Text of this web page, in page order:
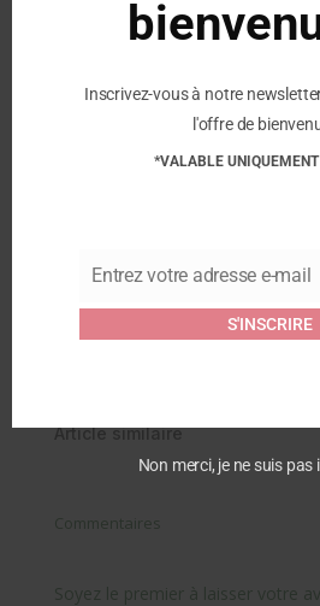
Semelle : PVC
Hauteur de la tige de botte :
VERBENAS – Bottes de
Article similaire
Commentaires
Soyez le premier à laisser votre
Inscrivez-vous à notre
l'offre de
*VALABLE
Email
Entrez votre adresse e-mail
S'INSCRIRE
Non merci, je ne suis pas